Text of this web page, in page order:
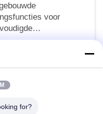
voor
en
for?